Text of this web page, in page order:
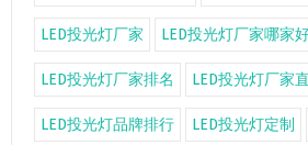
LED投光灯厂家 LED投光灯厂家哪家
LED投光灯厂家排名 LED投光灯厂家
LED投光灯品牌排行 LED投光灯定制